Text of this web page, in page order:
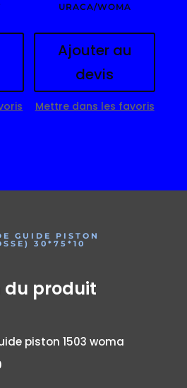
URACA/WOMA
Ajouter au
devis
Mettre dans les favoris
GUIDE PISTON
30*75*10
du produit
piston 1503 woma